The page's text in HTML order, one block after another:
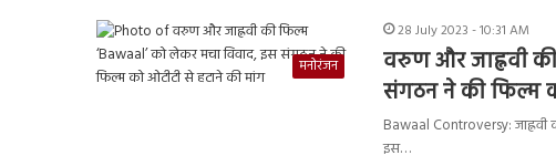
मनोरंजन
28 July 2023 - 10:31 AM
वरुण और जाह्नवी
संगठन ने की फिल्म
Bawaal Controversy: जाह्नवी
इस…